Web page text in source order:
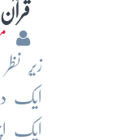
زیرِ
ایک
ایک